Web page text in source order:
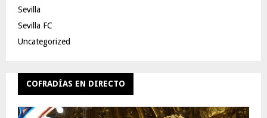
Sevilla
Sevilla FC
Uncategorized
COFRADÍAS EN DIRECTO